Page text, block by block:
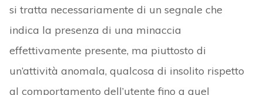
si tratta necessariamente di un segnale che
indica la presenza di una minaccia
effettivamente presente, ma piuttosto di
un’attività anomala, qualcosa di insolito rispetto
al comportamento dell’utente fino a quel